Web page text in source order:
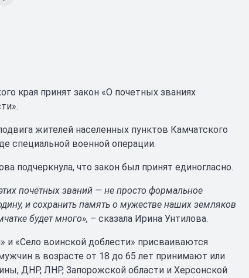
края принят закон «О почетных званиях
жителей населенных пунктов Камчатского
специальной военной операции.
подчеркнула, что закон был принят единогласно.
почётных званий — не просто формальное
и сохранить память о мужестве наших земляков
будет много», – сказала Ирина Унтилова.
и «Село воинской доблести» присваиваются
в возрасте от 18 до 65 лет принимают или
ДНР, ЛНР, Запорожской области и Херсонской